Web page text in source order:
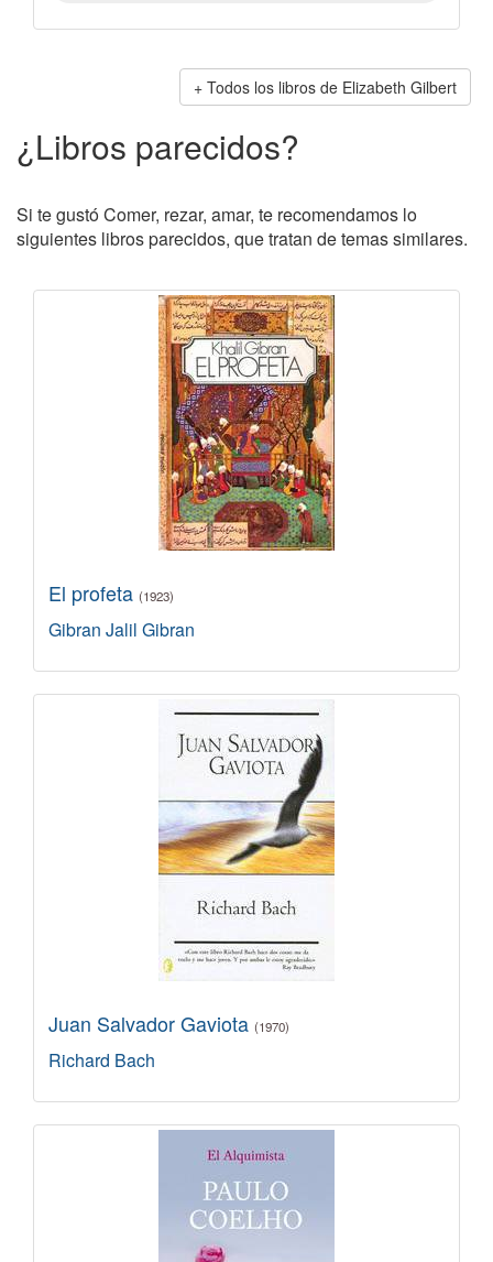
Todos los libros de Elizabeth Gilbert
¿Libros parecidos?
Si te gustó Comer, rezar, amar, te recomendamos lo
siguientes libros parecidos, que tratan de temas similares.
El profeta (1923)
Gibran Jalil Gibran
Juan Salvador Gaviota (1970)
Richard Bach